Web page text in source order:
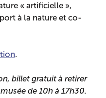
« artificielle »,
à la nature et co-
.
billet gratuit à retirer
de 10h à 17h30.